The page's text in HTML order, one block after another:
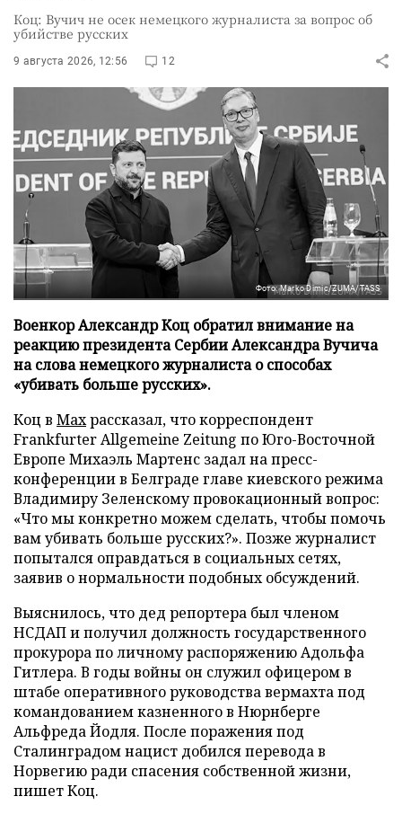
Коц: Вучич не осек немецкого журналиста за вопрос об
убийстве русских
9 августа 2026, 12:56 12
Фото: Marko Dimic/ZUMA/TASS
Военкор Александр Коц обратил внимание на
реакцию президента Сербии Александра Вучича
на слова немецкого журналиста о способах
«убивать больше русских».
Коц в Махрассказал, что корреспондент
Frankfurter Allgemeine Zeitung по Юго-Восточной
Европе Михаэль Мартенс задал на пресс-
конференции в Белграде главе киевского режима
Владимиру Зеленскому провокационный вопрос:
«Что мы конкретно можем сделать, чтобы помочь
вам убивать больше русских?». Позже журналист
попытался оправдаться в социальных сетях,
заявив о нормальности подобных обсуждений.
Выяснилось, что дед репортера был членом
НСДАП и получил должность государственного
прокурора по личному распоряжению Адольфа
Гитлера. В годы войны он служил офицером в
штабе оперативного руководства вермахта под
командованием казненного в Нюрнберге
Альфреда Йодля. После поражения под
Сталинградом нацист добился перевода в
Норвегию ради спасения собственной жизни,
пишет Коц.